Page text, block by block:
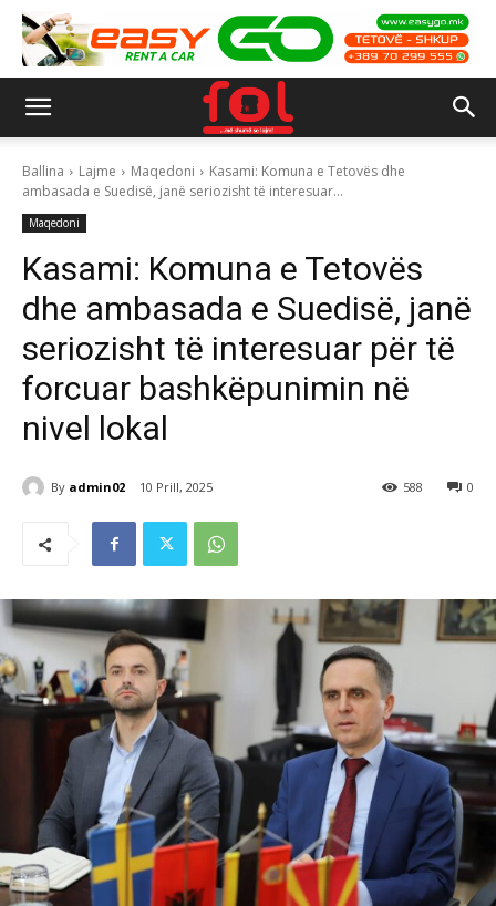
Ballina Lajme Maqedoni
Kasami: Komuna e Tetovës dhe
ambasada e Suedisë, janë seriozisht të interesuar...
Maqedoni
Kasami: Komuna e Tetovës
dhe ambasada e Suedisë, janë
seriozisht të interesuar për të
forcuar bashkëpunimin në
nivel lokal
By admin02 10 Prill, 2025 0
588